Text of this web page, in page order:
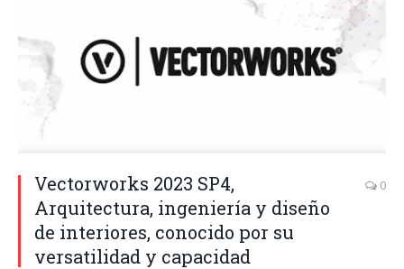
Vectorworks 2023 SP4,
Arquitectura, ingeniería y diseño
de interiores, conocido por su
versatilidad y capacidad
0